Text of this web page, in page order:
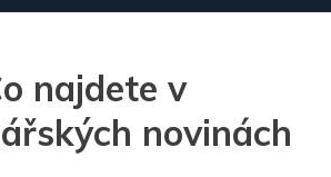
najdete v
novinách